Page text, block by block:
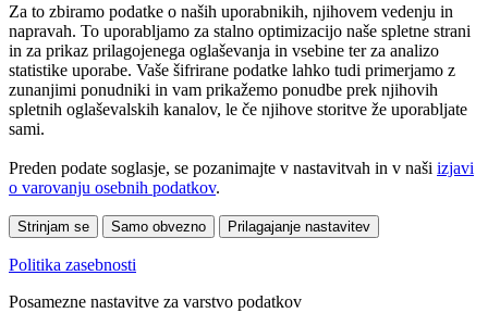
Za to zbiramo podatke o naših uporabnikih, njihovem vedenju in
napravah. To uporabljamo za stalno optimizacijo naše spletne strani
in za prikaz prilagojenega oglaševanja in vsebine ter za analizo
statistike uporabe. Vaše šifrirane podatke lahko tudi primerjamo z
zunanjimi ponudniki in vam prikažemo ponudbe prek njihovih
spletnih oglaševalskih kanalov, le če njihove storitve že uporabljate
sami.
Preden podate soglasje, se pozanimajte v nastavitvah in v naši izjavi
o varovanju osebnih podatkov.
Strinjam se Samo obvezno Prilagajanje nastavitev
Politika zasebnosti
Posamezne nastavitve za varstvo podatkov